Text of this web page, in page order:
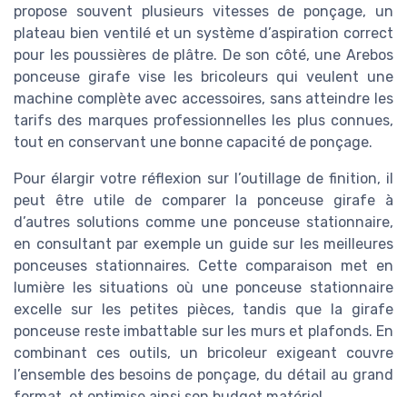
propose souvent plusieurs vitesses de ponçage, un
plateau bien ventilé et un système d’aspiration correct
pour les poussières de plâtre. De son côté, une Arebos
ponceuse girafe vise les bricoleurs qui veulent une
machine complète avec accessoires, sans atteindre les
tarifs des marques professionnelles les plus connues,
tout en conservant une bonne capacité de ponçage.
Pour élargir votre réflexion sur l’outillage de finition, il
peut être utile de comparer la ponceuse girafe à
d’autres solutions comme une ponceuse stationnaire,
en consultant par exemple un guide sur les meilleures
ponceuses stationnaires. Cette comparaison met en
lumière les situations où une ponceuse stationnaire
excelle sur les petites pièces, tandis que la girafe
ponceuse reste imbattable sur les murs et plafonds. En
combinant ces outils, un bricoleur exigeant couvre
l’ensemble des besoins de ponçage, du détail au grand